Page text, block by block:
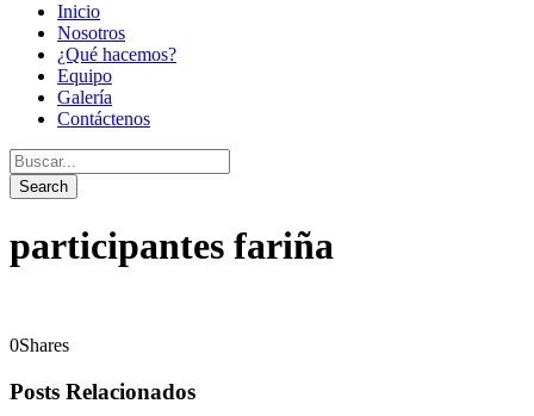
Inicio
Nosotros
¿Qué hacemos?
Equipo
Galería
Contáctenos
participantes fariña
0Shares
Posts Relacionados